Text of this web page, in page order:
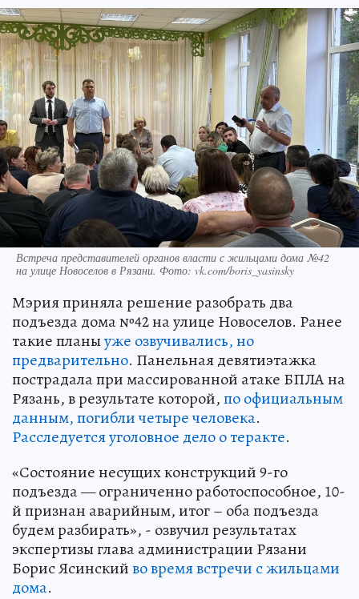
Встреча представителей органов власти с жильцами дома №42
на улице Новоселов в Рязани. Фото: vk.com/boris_yasinsky
Мэрия приняла решение разобрать два
подъезда дома №42 на улице Новоселов. Ранее
такие планыуже озвучивались, но
предварительно. Панельная девятиэтажка
пострадала при массированной атаке БПЛА на
Рязань, в результате которой,по официальным
данным, погибли четыре человека.
Расследуется уголовное дело о теракте.
«Состояние несущих конструкций 9-го
подъезда — ограниченно работоспособное, 10-
й признан аварийным, итог – оба подъезда
будем разбирать», - озвучил результатах
экспертизы глава администрации Рязани
Борис Ясинскийво время встречи с жильцами
дома.